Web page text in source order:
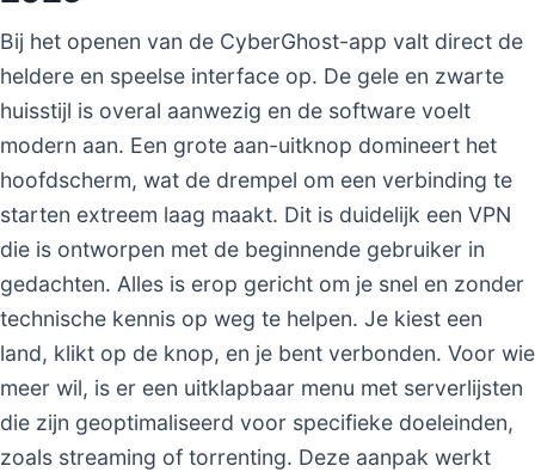
Bij het openen van de CyberGhost-app valt direct de
heldere en speelse interface op. De gele en zwarte
huisstijl is overal aanwezig en de software voelt
modern aan. Een grote aan-uitknop domineert het
hoofdscherm, wat de drempel om een verbinding te
starten extreem laag maakt. Dit is duidelijk een VPN
die is ontworpen met de beginnende gebruiker in
gedachten. Alles is erop gericht om je snel en zonder
technische kennis op weg te helpen. Je kiest een
land, klikt op de knop, en je bent verbonden. Voor wie
meer wil, is er een uitklapbaar menu met serverlijsten
die zijn geoptimaliseerd voor specifieke doeleinden,
zoals streaming of torrenting. Deze aanpak werkt